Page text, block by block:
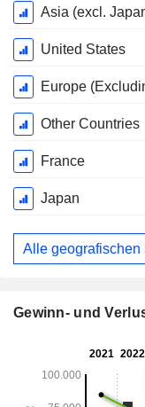
Ende d.
Geschäftsjahres:
Dezember
Asia (excl.
United States
Europe
Other Countries
France
Japan
Alle geografischen
Gewinn- und